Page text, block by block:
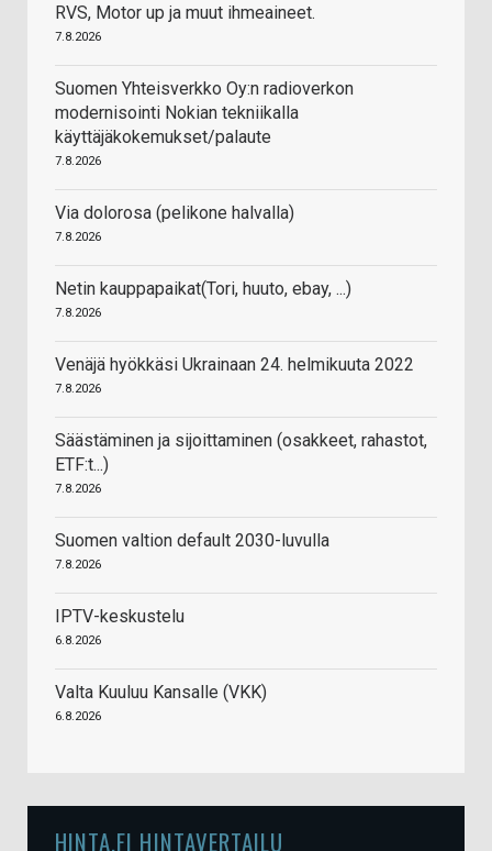
RVS, Motor up ja muut ihmeaineet.
7.8.2026
Suomen Yhteisverkko Oy:n radioverkon
modernisointi Nokian tekniikalla
käyttäjäkokemukset/palaute
7.8.2026
Via dolorosa (pelikone halvalla)
7.8.2026
Netin kauppapaikat(Tori, huuto, ebay, ...)
7.8.2026
Venäjä hyökkäsi Ukrainaan 24. helmikuuta 2022
7.8.2026
Säästäminen ja sijoittaminen (osakkeet, rahastot,
ETF:t...)
7.8.2026
Suomen valtion default 2030-luvulla
7.8.2026
IPTV-keskustelu
6.8.2026
Valta Kuuluu Kansalle (VKK)
6.8.2026
HINTA.FI HINTAVERTAILU